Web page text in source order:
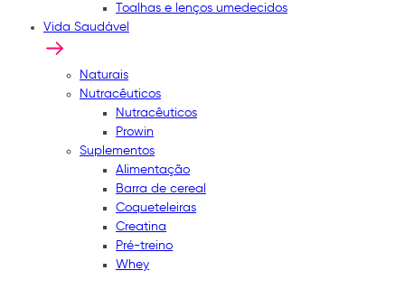
Toalhas e lenços umedecidos
Vida Saudável
Naturais
Nutracêuticos
Nutracêuticos
Prowin
Suplementos
Alimentação
Barra de cereal
Coqueteleiras
Creatina
Pré-treino
Whey